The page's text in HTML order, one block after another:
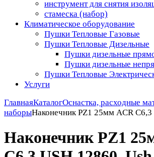
инструмент для снятия
стамеска (набор)
Климатическое оборудование
Пушки Тепловые Газовые
Пушки Тепловые Дизельные
Пушки дизельные
Пушки дизельные
Пушки Тепловые
Услуги
ГлавнаяКаталогОснастка, расходные
наборыНаконечник PZ1 25мм ACR С6,3
Наконечник PZ1